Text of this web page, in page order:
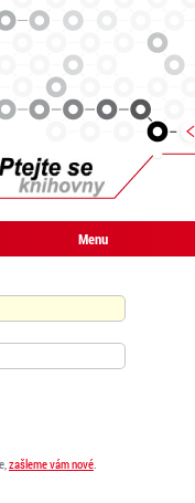
Menu
zašleme vám nové.